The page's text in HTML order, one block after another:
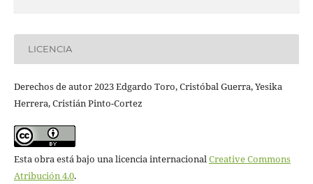
LICENCIA
Derechos de autor 2023 Edgardo Toro, Cristóbal Guerra, Yesika
Herrera, Cristián Pinto-Cortez
Esta obra está bajo una licencia internacionalCreative Commons
Atribución 4.0.